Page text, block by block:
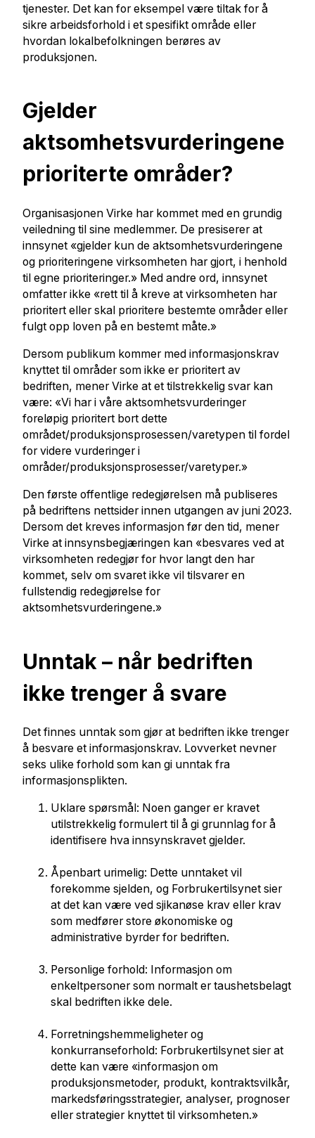
tjenester. Det kan for eksempel være tiltak for å
sikre arbeidsforhold i et spesifikt område eller
hvordan lokalbefolkningen berøres av
produksjonen.
Gjelder
aktsomhetsvurderingene
prioriterte områder?
Organisasjonen Virke har kommet med en grundig
veiledning til sine medlemmer. De presiserer at
innsynet «gjelder kun de aktsomhetsvurderingene
og prioriteringene virksomheten har gjort, i henhold
til egne prioriteringer.» Med andre ord, innsynet
omfatter ikke «rett til å kreve at virksomheten har
prioritert eller skal prioritere bestemte områder eller
fulgt opp loven på en bestemt måte.»
Dersom publikum kommer med informasjonskrav
knyttet til områder som ikke er prioritert av
bedriften, mener Virke at et tilstrekkelig svar kan
være: «Vi har i våre aktsomhetsvurderinger
foreløpig prioritert bort dette
området/produksjonsprosessen/varetypen til fordel
for videre vurderinger i
områder/produksjonsprosesser/varetyper.»
Den første offentlige redegjørelsen må publiseres
på bedriftens nettsider innen utgangen av juni 2023.
Dersom det kreves informasjon før den tid, mener
Virke at innsynsbegjæringen kan «besvares ved at
virksomheten redegjør for hvor langt den har
kommet, selv om svaret ikke vil tilsvarer en
fullstendig redegjørelse for
aktsomhetsvurderingene.»
Unntak – når bedriften
ikke trenger å svare
Det finnes unntak som gjør at bedriften ikke trenger
å besvare et informasjonskrav. Lovverket nevner
seks ulike forhold som kan gi unntak fra
informasjonsplikten.
Uklare spørsmål: Noen ganger er kravet
utilstrekkelig formulert til å gi grunnlag for å
identifisere hva innsynskravet gjelder.
Åpenbart urimelig: Dette unntaket vil
forekomme sjelden, og Forbrukertilsynet sier
at det kan være ved sjikanøse krav eller krav
som medfører store økonomiske og
administrative byrder for bedriften.
Personlige forhold: Informasjon om
enkeltpersoner som normalt er taushetsbelagt
skal bedriften ikke dele.
Forretningshemmeligheter og
konkurranseforhold: Forbrukertilsynet sier at
dette kan være «informasjon om
produksjonsmetoder, produkt, kontraktsvilkår,
markedsføringsstrategier, analyser, prognoser
eller strategier knyttet til virksomheten.»